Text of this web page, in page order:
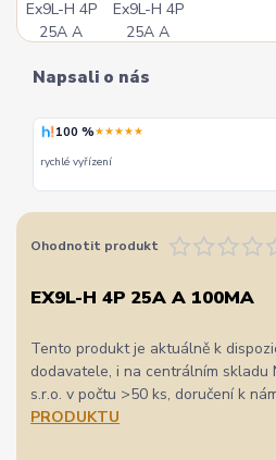
Napsali o nás
100 %★★★★★
rychlé vyřízení
Ohodnotit produkt
EX9L-H 4P 25A A 100MA
Tento produkt je aktuálně k
dodavatele, i na centrálním skladu
s.r.o. v počtu >50 ks, doručení k
PRODUKTU